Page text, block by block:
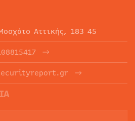
Αττικής, 183 45